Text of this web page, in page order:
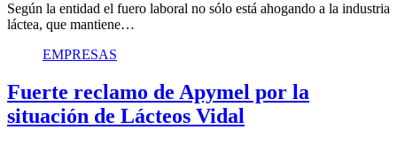
Según la entidad el fuero laboral no sólo está ahogando a la industria
láctea, que mantiene…
EMPRESAS
Fuerte reclamo de Apymel por la
situación de Lácteos Vidal